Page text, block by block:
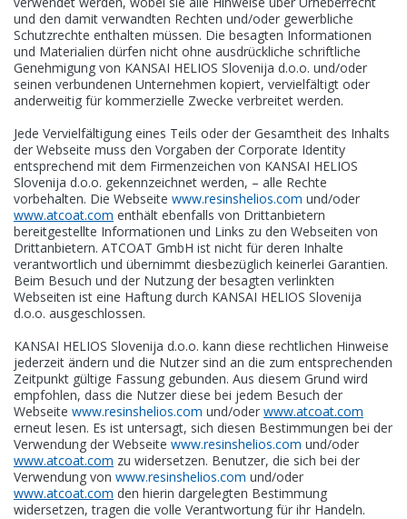
und den damit verwandten Rechten und/oder gewerbliche
Schutzrechte enthalten müssen. Die besagten Informationen
und Materialien dürfen nicht ohne ausdrückliche schriftliche
Genehmigung von KANSAI HELIOS Slovenija d.o.o. und/oder
seinen verbundenen Unternehmen kopiert, vervielfältigt oder
anderweitig für kommerzielle Zwecke verbreitet werden.
Jede Vervielfältigung eines Teils oder der Gesamtheit des Inhalts
der Webseite muss den Vorgaben der Corporate Identity
entsprechend mit dem Firmenzeichen von KANSAI HELIOS
Slovenija d.o.o. gekennzeichnet werden, – alle Rechte
vorbehalten. Die Webseite www.resinshelios.com und/oder
www.atcoat.com enthält ebenfalls von Drittanbietern
bereitgestellte Informationen und Links zu den Webseiten von
Drittanbietern. ATCOAT GmbH ist nicht für deren Inhalte
verantwortlich und übernimmt diesbezüglich keinerlei Garantien.
Beim Besuch und der Nutzung der besagten verlinkten
Webseiten ist eine Haftung durch KANSAI HELIOS Slovenija
d.o.o. ausgeschlossen.
KANSAI HELIOS Slovenija d.o.o. kann diese rechtlichen Hinweise
jederzeit ändern und die Nutzer sind an die zum entsprechenden
Zeitpunkt gültige Fassung gebunden. Aus diesem Grund wird
empfohlen, dass die Nutzer diese bei jedem Besuch der
Webseite www.resinshelios.com und/oder www.atcoat.com
erneut lesen. Es ist untersagt, sich diesen Bestimmungen bei der
Verwendung der Webseite www.resinshelios.com und/oder
www.atcoat.com zu widersetzen. Benutzer, die sich bei der
Verwendung von www.resinshelios.com und/oder
www.atcoat.com den hierin dargelegten Bestimmung
widersetzen, tragen die volle Verantwortung für ihr Handeln.